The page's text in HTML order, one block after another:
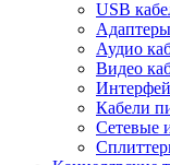
USB
Аудио
Видео
Кабели
Сетевые